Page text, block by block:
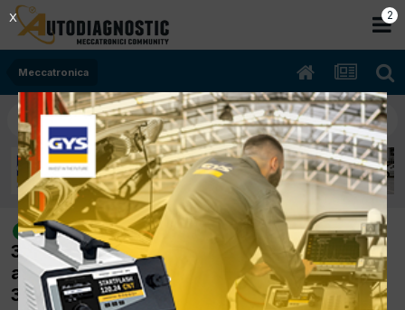
Meccatronica
risolto
[Mercedes CLK 320 CDI 09/2006
3000cc 6 cilindri V6 165Kw Diesel] Spia mild
accesa vettura non rende e non supera
3000 giri.
2
X